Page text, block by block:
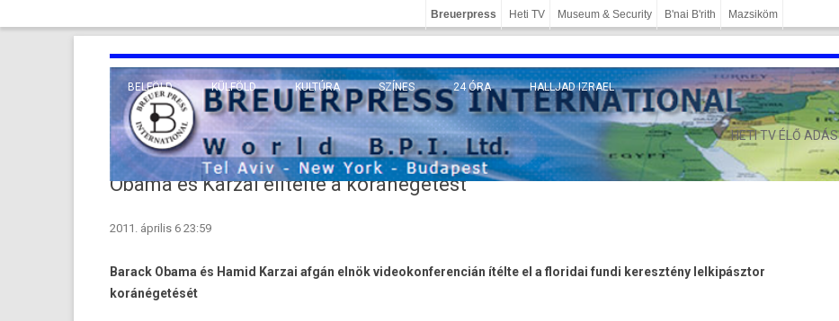
Breuerpress Heti TV Museum & Security B'nai B'rith Mazsiköm
BELFÖLD KÜLFÖLD
EURÓPA
KÖZEL-KELET
TENGERENTÚL
KULTÚRA
TUDOMÁNY
VALLÁS
SZÍNES 24 ÓRA HALLJAD IZRAEL
HETI TV ÉLŐ ADÁS
Obama és Karzai elítélte a koránégetést
2011. április 6 23:59
Barack Obama és Hamid Kar­zai afgán elnök videokon­feren­cián ítélte el a floridai fundi keresztény lel­kipásztor
koránégetését